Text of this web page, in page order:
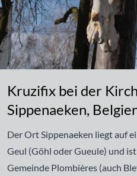
Kruzifix bei der
Sippenaeken,
Der Ort Sippenaeken liegt auf
Geul (Göhl oder Gueule) und
Gemeinde Plombières (auch